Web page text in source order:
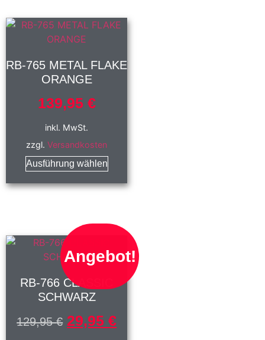
RB-765 METAL FLAKE
ORANGE
139,95 €
inkl. MwSt.
zzgl.Versandkosten
Ausführung wählen
Angebot!
RB-766 CLASSIC
SCHWARZ
129,95€ 29,95€